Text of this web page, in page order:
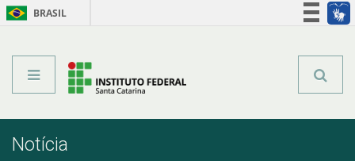
BRASIL
NotíciaInício